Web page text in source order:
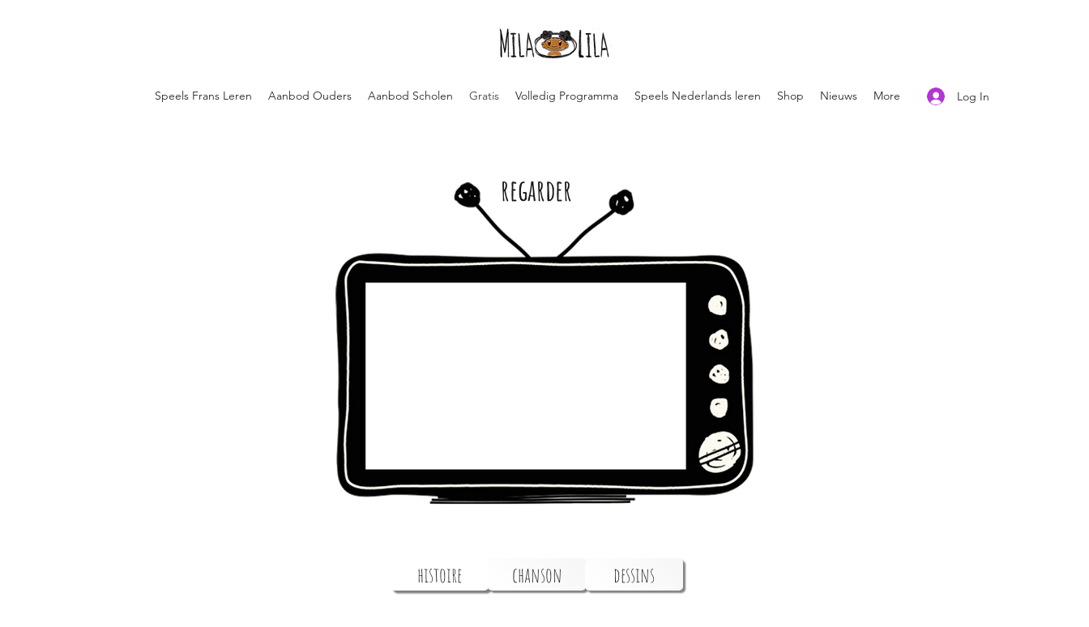
Speels Frans Leren Aanbod Ouders Aanbod Scholen Gratis Volledig Programma Speels Nederlands leren Shop Nieuws More Log In
regarder
histoire chanson dessins